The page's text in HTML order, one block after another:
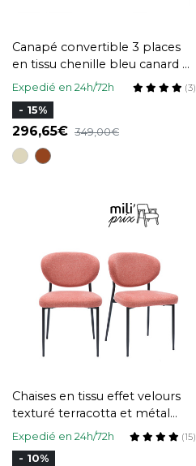
Canapé convertible 3 places
en tissu chenille bleu canard et
bois clair BINGO
Expedié en 24h/72h (3)
- 15%
296,65 349,00
Chaises en tissu effet velours
texturé terracotta et métal
noir (lot de 2) BREKA
Expedié en 24h/72h (15)
- 10%